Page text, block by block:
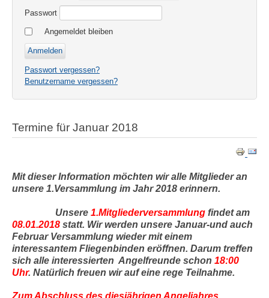
Passwort
Angemeldet bleiben
Passwort vergessen?
Benutzername vergessen?
Termine für Januar 2018
Mit dieser Information möchten wir alle Mitglieder an
unsere 1.Versammlung im Jahr 2018 erinnern.
Unsere 1.Mitgliederversammlung findet am
08.01.2018 statt. Wir werden unsere Januar-und auch
Februar Versammlung wieder mit einem
interessantem Fliegenbinden eröffnen. Darum treffen
sich alle interessierten Angelfreunde schon 18:00
Uhr. Natürlich freuen wir auf eine rege Teilnahme.
Zum Abschluss des diesjährigen Angeljahres